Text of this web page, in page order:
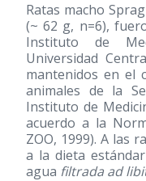
Ratas macho
(~ 62 g, n=6),
Instituto de
Universidad
mantenidos en el
animales de la
Instituto de
acuerdo a la
ZOO, 1999). A las
a la dieta
agua filtrada ad